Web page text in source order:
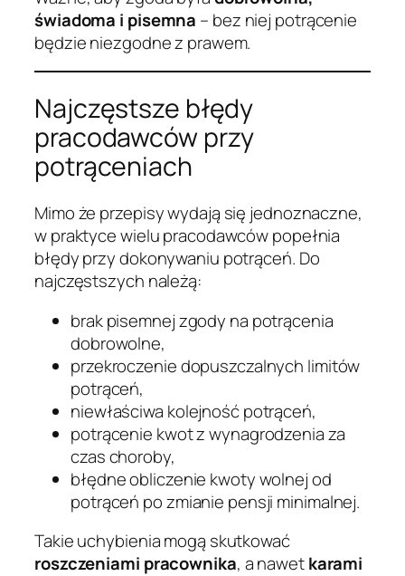
świadoma i pisemna – bez niej potrącenie
będzie niezgodne z prawem.
Najczęstsze błędy
pracodawców przy
potrąceniach
Mimo że przepisy wydają się jednoznaczne,
w praktyce wielu pracodawców popełnia
błędy przy dokonywaniu potrąceń. Do
najczęstszych należą:
brak pisemnej zgody na potrącenia
dobrowolne,
przekroczenie dopuszczalnych limitów
potrąceń,
niewłaściwa kolejność potrąceń,
potrącenie kwot z wynagrodzenia za
czas choroby,
błędne obliczenie kwoty wolnej od
potrąceń po zmianie pensji minimalnej.
Takie uchybienia mogą skutkować
roszczeniami pracownika, a nawetkarami